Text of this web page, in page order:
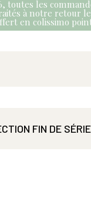
toutes les
à notre retour le
en colissimo
FIN DE SÉRIE